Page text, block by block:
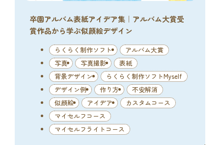
卒園アルバム表紙アイデア集｜アルバム大賞受
賞作品から学ぶ似顔絵デザイン
らくらく制作ソフト
アルバム大賞
写真
写真撮影
表紙
背景デザイン
らくらく制作ソフトMyself
デザイン例
作り方
不安解消
似顔絵
アイデア
カスタムコース
マイセルフコース
マイセルフライトコース